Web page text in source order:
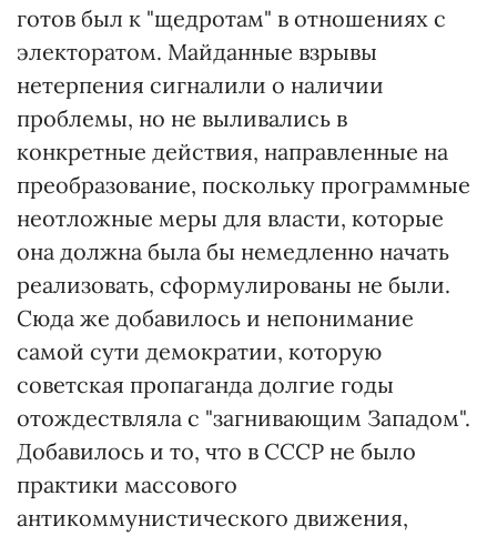
готов был к "щедротам" в отношениях с
электоратом. Майданные взрывы
нетерпения сигналили о наличии
проблемы, но не выливались в
конкретные действия, направленные на
преобразование, поскольку программные
неотложные меры для власти, которые
она должна была бы немедленно начать
реализовать, сформулированы не были.
Сюда же добавилось и непонимание
самой сути демократии, которую
советская пропаганда долгие годы
отождествляла с "загнивающим Западом".
Добавилось и то, что в СССР не было
практики массового
антикоммунистического движения,